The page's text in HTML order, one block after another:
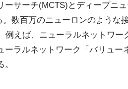
サーチ(MCTS)とディープニュ
数百万のニューロンのような
例えば、ニューラルネットワー
ラルネットワーク「バリュー